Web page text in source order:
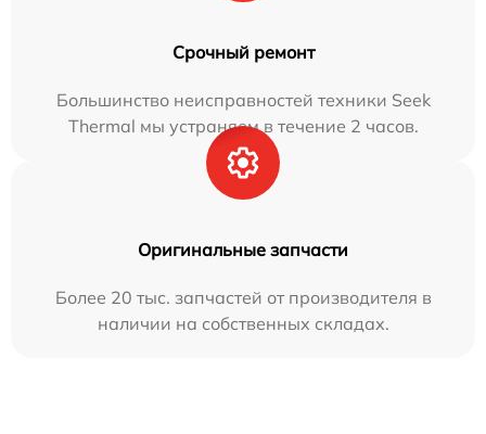
Срочный ремонт
Большинство неисправностей техники Seek
Thermal мы устраняем в течение 2 часов.
Оригинальные запчасти
Более 20 тыс. запчастей от производителя в
наличии на собственных складах.